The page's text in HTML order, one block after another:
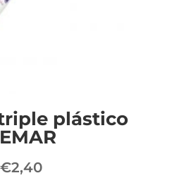
plástico
€2,40